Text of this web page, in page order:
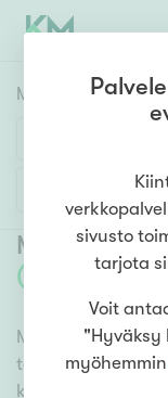
Myyntikohteet
1h 2h
Asuntotyyppi
Kerros-/
Rivitalo/paritalo
Lisää hakuehtoja
Myytävät
(
Meiltä löydät
tarpeesi mikä
sivusto
tarjota
Voit
"Hyväksy
myöhemmin